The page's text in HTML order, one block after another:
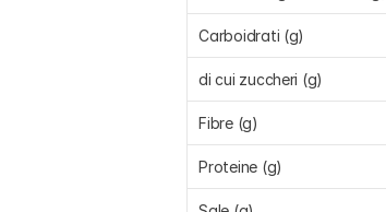
Carboidrati (g)
di cui zuccheri (g)
Fibre (g)
Proteine (g)